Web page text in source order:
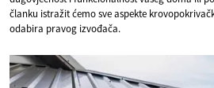
članku istražit ćemo sve aspekte
odabira pravog izvođača.